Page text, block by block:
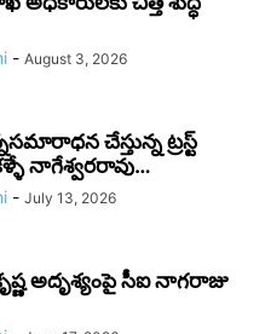
- August 3, 2026
చేస్తున్న ట్రస్ట్
నాగేశ్వరరావు…
- July 13, 2026
అదృశ్యంపై సీఐ నాగరాజు